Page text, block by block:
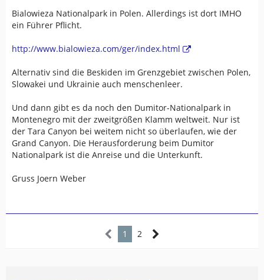
Bialowieza Nationalpark in Polen. Allerdings ist dort IMHO
ein Führer Pflicht.
http://www.bialowieza.com/ger/index.html
Alternativ sind die Beskiden im Grenzgebiet zwischen Polen,
Slowakei und Ukrainie auch menschenleer.
Und dann gibt es da noch den Dumitor-Nationalpark in
Montenegro mit der zweitgrößen Klamm weltweit. Nur ist
der Tara Canyon bei weitem nicht so überlaufen, wie der
Grand Canyon. Die Herausforderung beim Dumitor
Nationalpark ist die Anreise und die Unterkunft.
Gruss Joern Weber
1 2